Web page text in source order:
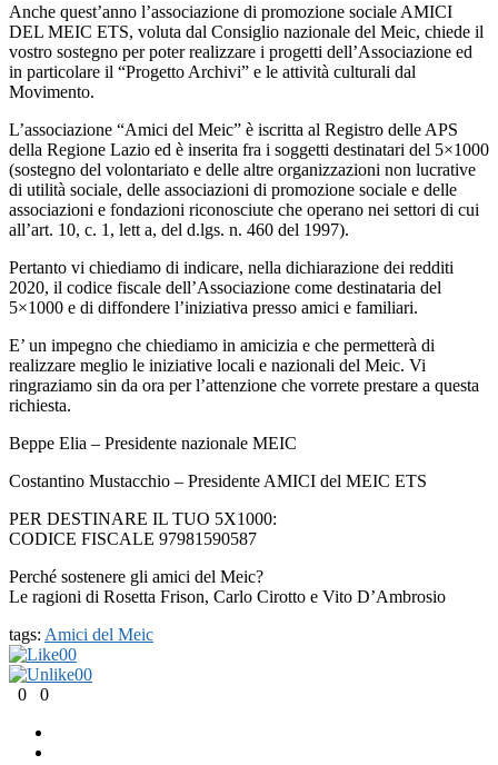
Anche quest’anno l’associazione di promozione sociale AMICI
DEL MEIC ETS, voluta dal Consiglio nazionale del Meic, chiede il
vostro sostegno per poter realizzare i progetti dell’Associazione ed
in particolare il “Progetto Archivi” e le attività culturali dal
Movimento.
L’associazione “Amici del Meic” è iscritta al Registro delle APS
della Regione Lazio ed è inserita fra i soggetti destinatari del 5×1000
(sostegno del volontariato e delle altre organizzazioni non lucrative
di utilità sociale, delle associazioni di promozione sociale e delle
associazioni e fondazioni riconosciute che operano nei settori di cui
all’art. 10, c. 1, lett a, del d.lgs. n. 460 del 1997).
Pertanto vi chiediamo di indicare, nella dichiarazione dei redditi
2020, il codice fiscale dell’Associazione come destinataria del
5×1000 e di diffondere l’iniziativa presso amici e familiari.
E’ un impegno che chiediamo in amicizia e che permetterà di
realizzare meglio le iniziative locali e nazionali del Meic. Vi
ringraziamo sin da ora per l’attenzione che vorrete prestare a questa
richiesta.
Beppe Elia – Presidente nazionale MEIC
Costantino Mustacchio – Presidente AMICI del MEIC ETS
PER DESTINARE IL TUO 5X1000:
CODICE FISCALE 97981590587
Perché sostenere gli amici del Meic?
Le ragioni di Rosetta Frison, Carlo Cirotto e Vito D’Ambrosio
tags: Amici del Meic
00
00
0
0